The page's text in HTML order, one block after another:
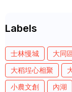
Labels
士林慢城 大同
大稻埕心相聚
小農文創
內湖